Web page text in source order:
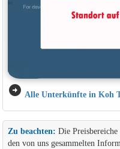
arrow_circle_right Alle Unterkünfte in Koh
Zu beachten: Die
den von uns gesammelten